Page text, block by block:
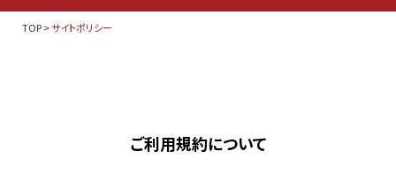
TOP>サイトポリシー
ご利用規約について